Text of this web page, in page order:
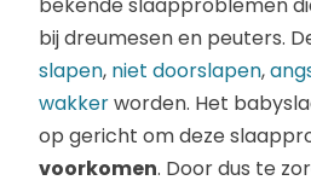
bekende slaapproblemen
bij dreumesen en peuters.
slapen, niet doorslapen,
wakkerworden. Het
op gericht om deze
voorkomen. Door dus te